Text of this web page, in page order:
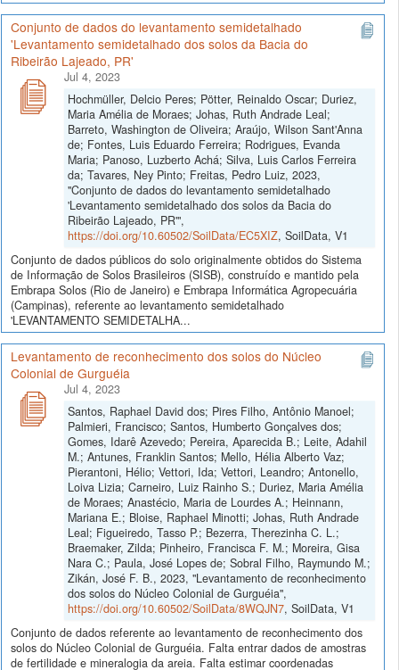
Conjunto de dados do levantamento semidetalhado
'Levantamento semidetalhado dos solos da Bacia do
Ribeirão Lajeado, PR'
Jul 4, 2023
Hochmüller, Delcio Peres; Pötter, Reinaldo Oscar; Duriez,
Maria Amélia de Moraes; Johas, Ruth Andrade Leal;
Barreto, Washington de Oliveira; Araújo, Wilson Sant'Anna
de; Fontes, Luis Eduardo Ferreira; Rodrigues, Evanda
Maria; Panoso, Luzberto Achá; Silva, Luis Carlos Ferreira
da; Tavares, Ney Pinto; Freitas, Pedro Luiz, 2023,
"Conjunto de dados do levantamento semidetalhado
'Levantamento semidetalhado dos solos da Bacia do
Ribeirão Lajeado, PR'",
https://doi.org/10.60502/SoilData/EC5XIZ, SoilData, V1
Conjunto de dados públicos do solo originalmente obtidos do Sistema
de Informação de Solos Brasileiros (SISB), construído e mantido pela
Embrapa Solos (Rio de Janeiro) e Embrapa Informática Agropecuária
(Campinas), referente ao levantamento semidetalhado
'LEVANTAMENTO SEMIDETALHA...
Levantamento de reconhecimento dos solos do Núcleo
Colonial de Gurguéia
Jul 4, 2023
Santos, Raphael David dos; Pires Filho, Antônio Manoel;
Palmieri, Francisco; Santos, Humberto Gonçalves dos;
Gomes, Idarê Azevedo; Pereira, Aparecida B.; Leite, Adahil
M.; Antunes, Franklin Santos; Mello, Hélia Alberto Vaz;
Pierantoni, Hélio; Vettori, Ida; Vettori, Leandro; Antonello,
Loiva Lizia; Carneiro, Luiz Rainho S.; Duriez, Maria Amélia
de Moraes; Anastécio, Maria de Lourdes A.; Heinnann,
Mariana E.; Bloise, Raphael Minotti; Johas, Ruth Andrade
Leal; Figueiredo, Tasso P.; Bezerra, Therezinha C. L.;
Braemaker, Zilda; Pinheiro, Francisca F. M.; Moreira, Gisa
Nara C.; Paula, José Lopes de; Sobral Filho, Raymundo M.;
Zikán, José F. B., 2023, "Levantamento de reconhecimento
dos solos do Núcleo Colonial de Gurguéia",
https://doi.org/10.60502/SoilData/8WQJN7, SoilData, V1
Conjunto de dados referente ao levantamento de reconhecimento dos
solos do Núcleo Colonial de Gurguéia. Falta entrar dados de amostras
de fertilidade e mineralogia da areia. Falta estimar coordenadas